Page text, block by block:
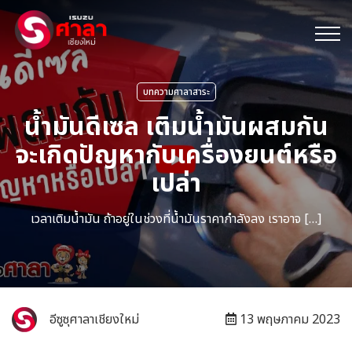
บทความศาลาสาระ
น้ำมันดีเซล เติมน้ำมันผสมกัน
จะเกิดปัญหากับเครื่องยนต์หรือ
เปล่า
เวลาเติมน้ำมัน ถ้าอยู่ในช่วงที่น้ำมันราคากำลังลง เราอาจ […]
อีซูซุศาลาเชียงใหม่ 13 พฤษภาคม 2023